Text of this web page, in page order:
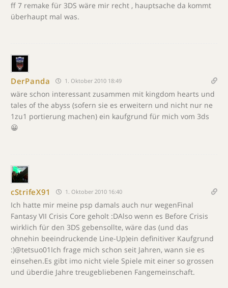
ff 7 remake für 3DS wäre mir recht , hauptsache da kommt
überhaupt mal was.
DerPanda 1. Oktober 2010 18:49
wäre schon interessant zusammen mit kingdom hearts und
tales of the abyss (sofern sie es erweitern und nicht nur ne
1zu1 portierung machen) ein kaufgrund für mich vom 3ds
😀
cStrifeX91 1. Oktober 2010 16:40
Ich hatte mir meine psp damals auch nur wegenFinal
Fantasy VII Crisis Core geholt :DAlso wenn es Before Crisis
wirklich für den 3DS gebensollte, wäre das (und das
ohnehin beeindruckende Line-Up)ein definitiver Kaufgrund
:)@tetsuo01Ich frage mich schon seit Jahren, wann sie es
einsehen.Es gibt imo nicht viele Spiele mit einer so grossen
und überdie Jahre treugebliebenen Fangemeinschaft.